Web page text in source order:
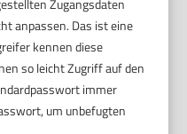
Zugangsdaten
anpassen. Das ist eine
kennen diese
so leicht Zugriff auf den
immer
um unbefugten